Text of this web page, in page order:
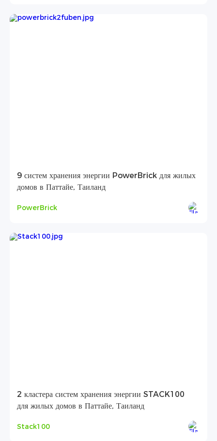
9 систем хранения энергии PowerBrick для жилых
домов в Паттайе, Таиланд
PowerBrick
2 кластера систем хранения энергии STACK100
для жилых домов в Паттайе, Таиланд
Stack100